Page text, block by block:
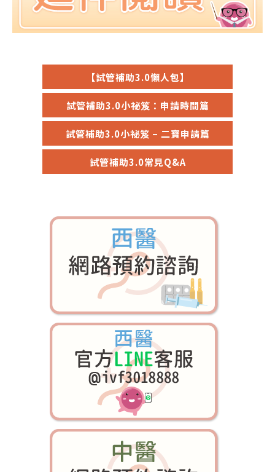
【試管補助3.0懶人包】
試管補助3.0小祕笈：申請時間篇
試管補助3.0小祕笈 – 二寶申請篇
試管補助3.0常見Q&A